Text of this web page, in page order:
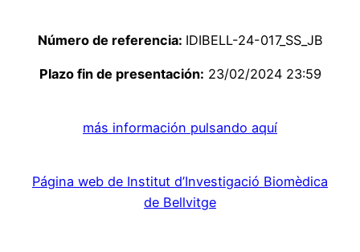
Número de referencia: IDIBELL-24-017_SS_JB
Plazo fin de presentación: 23/02/2024 23:59
más información pulsando aquí
Página web de Institut d’Investigació Biomèdica
de Bellvitge